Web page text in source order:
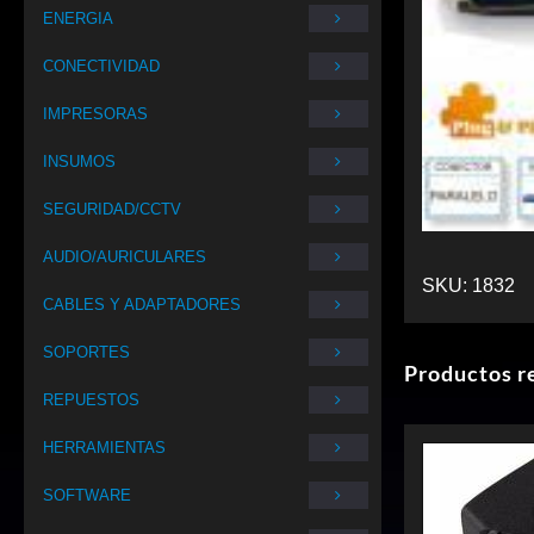
ENERGIA
CONECTIVIDAD
IMPRESORAS
INSUMOS
SEGURIDAD/CCTV
AUDIO/AURICULARES
CABLES Y ADAPTADORES
SOPORTES
REPUESTOS
HERRAMIENTAS
SOFTWARE
SKU: 1832
Productos